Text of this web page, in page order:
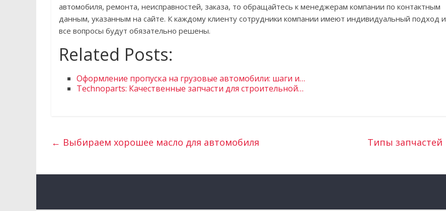
автомобиля, ремонта, неисправностей, заказа, то обращайтесь к менеджерам компании по контактным
данным, указанным на сайте. К каждому клиенту сотрудники компании имеют индивидуальный подход и
все вопросы будут обязательно решены.
Related Posts:
Оформление пропуска на грузовые автомобили: шаги и…
Technoparts: Качественные запчасти для строительной…
← Выбираем хорошее масло для автомобиля Типы запчастей